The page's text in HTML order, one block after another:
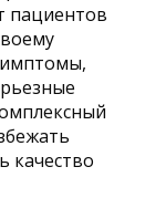
пациентов
качество